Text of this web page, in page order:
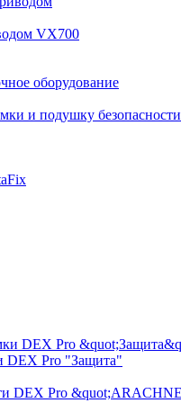
VX700
оборудование
и подушку безопасности
DEX Pro "Защита"